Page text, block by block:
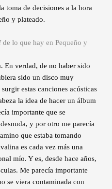
toma de decisiones a la hora
y plateado.
de lo que hay en Pequeño y
En verdad, de no haber sido
sido un disco muy
estas canciones acústicas
la idea de hacer un álbum
importante que se
y por otro me parecía
que estaba tomando
es cada vez más una
mío. Y es, desde hace años,
Me parecía importante
se viera contaminada con